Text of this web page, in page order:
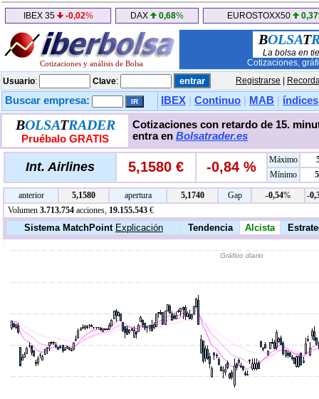
IBEX 35 -0,02% DAX 0,68% EUROSTOXX50 0,37
Cotizaciones y análisis de Bolsa
BOLSAT
La bolsa en
Cotizaciones,
Usuario: Clave: Registrarse
Buscar empresa: IBEX Continuo MAB índices
BOLSATRADER
Pruébalo GRATIS
Cotizaciones con retardo de 15.
entra en Bolsatrader.es
Int. Airlines 5,1580 € -0,84 % Máximo
Mínimo
anterior 5,1580 apertura 5,1740 Gap -0,54%
-
Volumen 3.713.754 acciones, 19.155.543 €